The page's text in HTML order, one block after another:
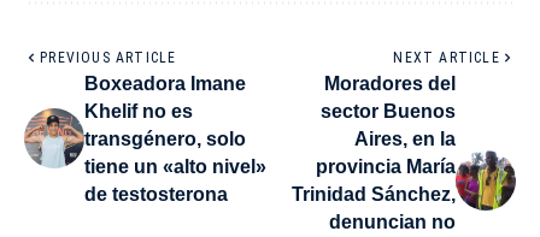
PREVIOUS ARTICLE
Boxeadora Imane
Khelif no es
transgénero, solo
tiene un «alto nivel»
de testosterona
NEXT ARTICLE
Moradores del
sector Buenos
Aires, en la
provincia María
Trinidad Sánchez,
denuncian no